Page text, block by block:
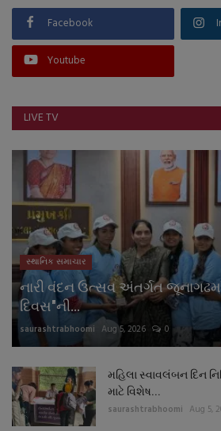
Facebook
Youtube
LIVE TV
સ્થાનિક સમાચાર
નારી વંદન ઉત્સવ અંતર્ગત
દિવસ"ની...
saurashtrabhoomi Aug 5, 2026 0
મહિલા સ્વાવલંબન દિન
માટે વિશેષ...
saurashtrabhoomi Aug 5,